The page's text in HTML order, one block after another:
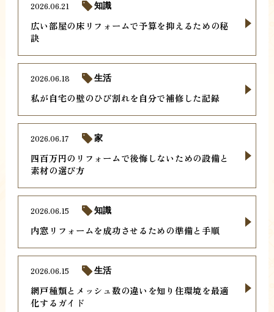
広い部屋の床リフォームで予算を抑えるための秘
訣
2026.06.21 知識
私が自宅の壁のひび割れを自分で補修した記録
2026.06.18 生活
四百万円のリフォームで後悔しないための設備と
素材の選び方
2026.06.17 家
内窓リフォームを成功させるための準備と手順
2026.06.15 知識
網戸種類とメッシュ数の違いを知り住環境を最適
化するガイド
2026.06.15 生活